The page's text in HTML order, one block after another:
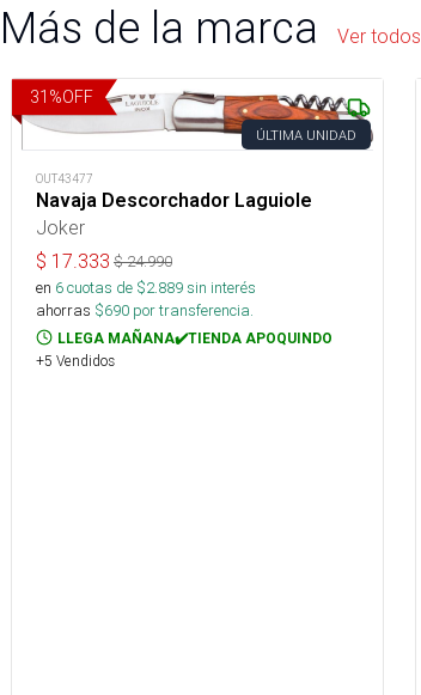
Más de la marca Ver todos
31 %OFF
ÚLTIMA UNIDAD
OUT43477
Navaja Descorchador Laguiole
Joker
$ 17.333 $24.990
en 6cuotas de $2.889sin interés
ahorras $690 por transferencia.
LLEGA MAÑANA✔️TIENDA APOQUINDO
+5 Vendidos